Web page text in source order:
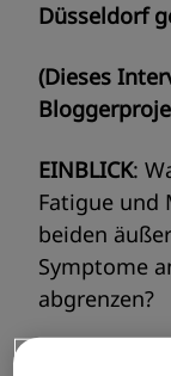
Düsseldorf
(Dieses
EINBLICK:
Fatigue und
beiden
Symptome
abgrenzen?